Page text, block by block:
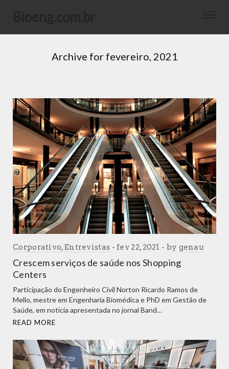
Archive for fevereiro, 2021
Corporativo,Entrevistas fev 22, 2021 by genau
Crescem serviços de saúde nos Shopping
Centers
Participação do Engenheiro Civil Norton Ricardo Ramos de
Mello, mestre em Engenharia Biomédica e PhD em Gestão de
Saúde, em notícia apresentada no jornal Band…
READ MORE